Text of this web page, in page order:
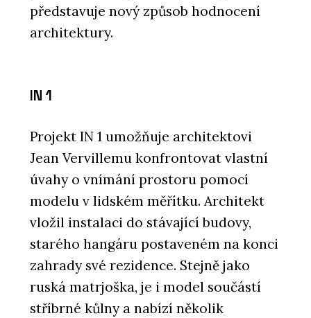
představuje nový způsob hodnocení
architektury.
IN 1
Projekt IN 1 umožňuje architektovi
Jean Vervillemu konfrontovat vlastní
úvahy o vnímání prostoru pomocí
modelu v lidském měřítku. Architekt
vložil instalaci do stávající budovy,
starého hangáru postaveném na konci
zahrady své rezidence. Stejně jako
ruská matrjoška, je i model součástí
stříbrné kůlny a nabízí několik